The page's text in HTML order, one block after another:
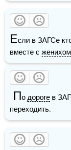
Если в ЗАГСе
вместе с женихом
о дороге в
переходить.